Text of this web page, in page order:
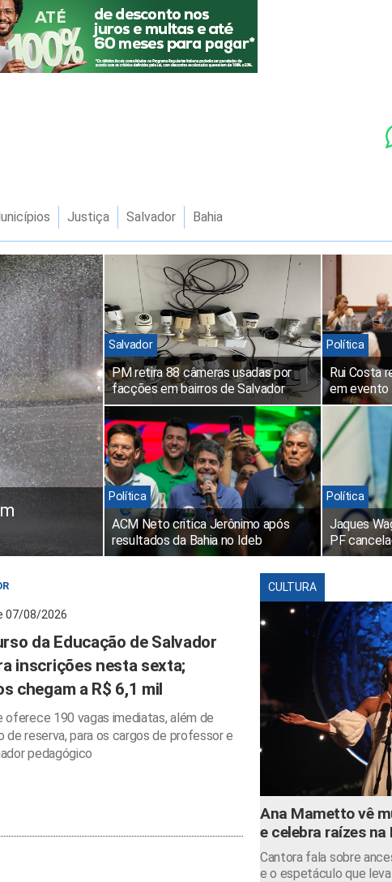
Justiça Salvador Bahia
Salvador
PM retira 88 câmeras usadas por
facções em bairros de Salvador
Política
ACM Neto critica Jerônimo após
resultados da Bahia no Ideb
Política
Rui Costa
em
Política
Jaques
PF
CULTURA
Ana Mametto vê
e celebra raízes na
Cantora fala sobre
e o espetáculo que
07/08/2026
da Educação de Salvador
inscrições nesta sexta;
chegam a R$ 6,1 mil
oferece 190 vagas imediatas, além de
de reserva, para os cargos de professor e
pedagógico